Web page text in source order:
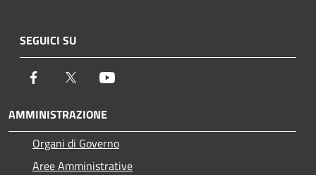
SEGUICI SU
Facebook Twitter
AMMINISTRAZIONE
Organi di Governo
Aree Amministrative